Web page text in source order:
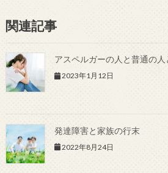
関連記事
アスペルガーの人と普通の人
2023年1月12日
発達障害と家族の行末
2022年8月24日